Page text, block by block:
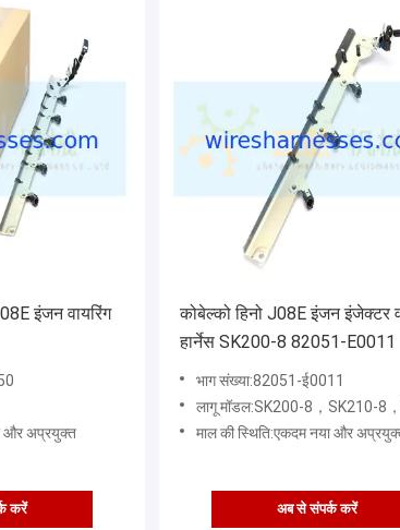
इंजन वायरिंग
और अप्रयुक्त
करें
कोबेल्को हिनो J08E इंजन इंजेक्टर
हार्नेस SK200-8 82051-E0011
भाग संख्या:82051-ई0011
लागू मॉडल:SK200-8，SK210-8，SK250-
माल की स्थिति:एकदम नया और
अब से संपर्क करें